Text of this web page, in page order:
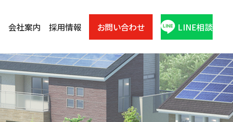
会社案内 採用情報 お問い合わせ LINE相談